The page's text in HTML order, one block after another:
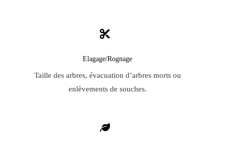
Elagage/Rognage
Taille des arbres, évacuation d’arbres morts ou
enlèvements de souches.